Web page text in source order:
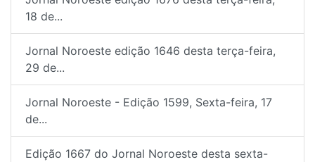
18 de...
Jornal Noroeste edição 1646 desta terça-feira,
29 de...
Jornal Noroeste - Edição 1599, Sexta-feira, 17
de...
Edição 1667 do Jornal Noroeste desta sexta-